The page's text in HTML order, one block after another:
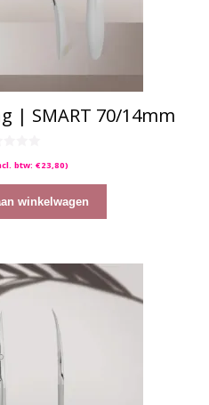
| SMART 70/14mm
btw: €23,80)
winkelwagen